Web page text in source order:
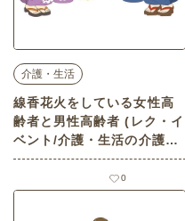
介護・生活
線香花火をしている女性高
齢者と男性高齢者 (レク・イ
ベント/介護・生活の介護イ
ラスト素材)
0